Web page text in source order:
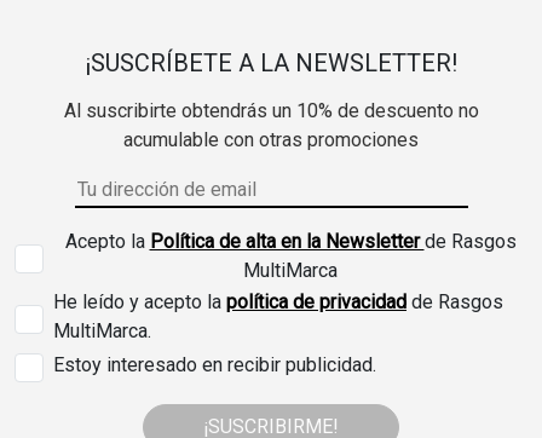
¡SUSCRÍBETE A LA NEWSLETTER!
Al suscribirte obtendrás un 10% de descuento no
acumulable con otras promociones
Acepto la Política de alta en la Newsletterde Rasgos
MultiMarca
He leído y acepto la política de privacidad de Rasgos
MultiMarca.
Estoy interesado en recibir publicidad.
¡SUSCRIBIRME!